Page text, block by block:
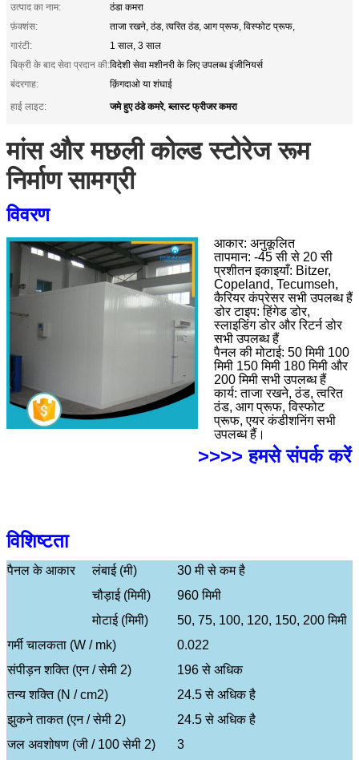
उत्पाद का नाम:
ठंडा कमरा
फ़ंक्शंस:
ताजा रखने, ठंड, त्वरित ठंड, आग प्रूफ, विस्फोट प्रूफ,
गारंटी:
1 साल, 3 साल
बिक्री के बाद सेवा प्रदान की:विदेशी सेवा मशीनरी के लिए उपलब्ध इंजीनियर्स
बंदरगाह:
क़िंगदाओ या शंघाई
हाई लाइट:
जमे हुए ठंडे कमरे,ब्लास्ट फ्रीजर कमरा
मांस और मछली कोल्ड स्टोरेज रूम
निर्माण सामग्री
विवरण
आकार: अनुकूलित
तापमान: -45 सी से 20 सी
प्रशीतन इकाइयाँ: Bitzer,
Copeland, Tecumseh,
कैरियर कंप्रेसर सभी उपलब्ध हैं
डोर टाइप: हिंगेड डोर,
स्लाइडिंग डोर और रिटर्न डोर
सभी उपलब्ध हैं
पैनल की मोटाई: 50 मिमी 100
मिमी 150 मिमी 180 मिमी और
200 मिमी सभी उपलब्ध हैं
कार्य: ताजा रखने, ठंड, त्वरित
ठंड, आग प्रूफ, विस्फोट
प्रूफ, एयर कंडीशनिंग सभी
उपलब्ध हैं।
>>>> हमसे संपर्क करें
विशिष्टता
पैनल के आकार लंबाई (मी)
30 मी से कम है
चौड़ाई (मिमी)
960 मिमी
मोटाई (मिमी)
50, 75, 100, 120, 150, 200 मिमी
गर्मी चालकता (W / mk)
0.022
संपीड़न शक्ति (एन / सेमी 2)
196 से अधिक
तन्य शक्ति (N / cm2)
24.5 से अधिक है
झुकने ताकत (एन / सेमी 2)
24.5 से अधिक है
जल अवशोषण (जी / 100 सेमी 2)
3